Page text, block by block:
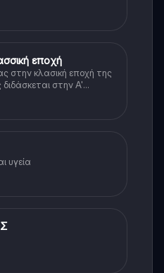
εποχή
στην κλασική εποχή της
στην Α'
υγεία